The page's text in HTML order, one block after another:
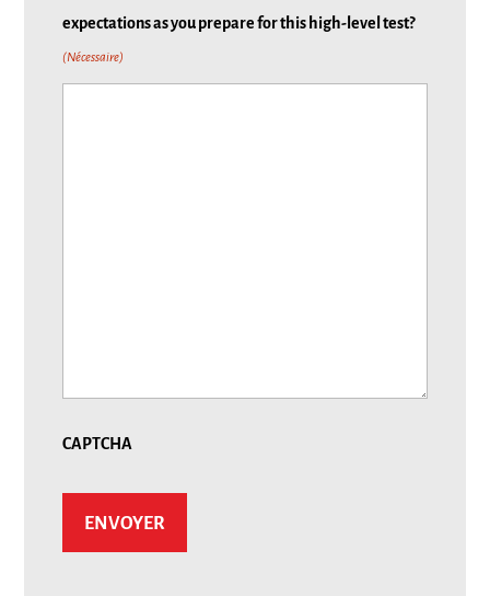
expectations as you prepare for this high-level test?
(Nécessaire)
CAPTCHA